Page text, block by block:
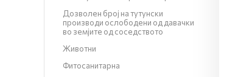
Дозволен број на тутунски
производи ослободени од давачки
во земјите од соседството
Животни
Фитосанитарна